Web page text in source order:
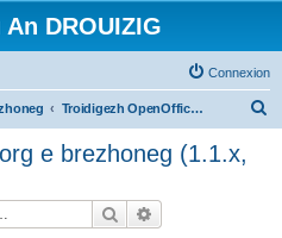
DROUIZIG
Connexion
Troidigezh OpenOffice.org e brezhoneg (1.1.x, 2.x ha 3.x)
e brezhoneg (1.1.x,
Rechercher